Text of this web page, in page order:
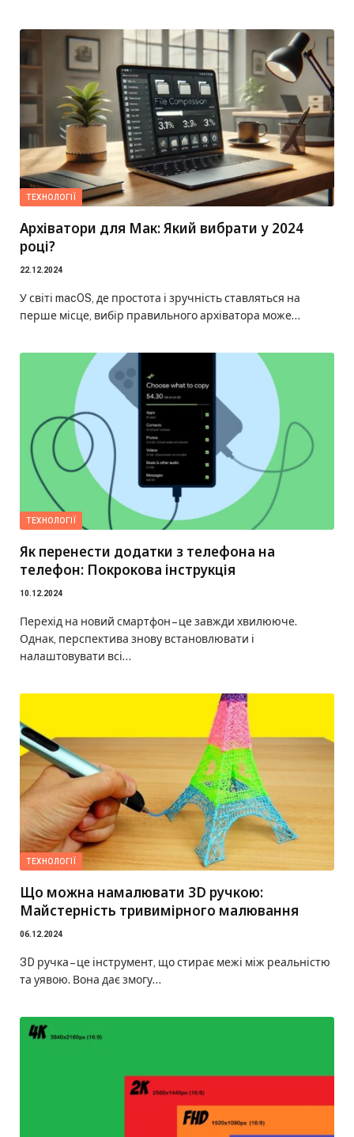
ТЕХНОЛОГІЇ
Архіватори для Мак: Який вибрати у 2024
році?
22.12.2024
У світі macOS, де простота і зручність ставляться на
перше місце, вибір правильного архіватора може…
ТЕХНОЛОГІЇ
Як перенести додатки з телефона на
телефон: Покрокова інструкція
10.12.2024
Перехід на новий смартфон – це завжди хвилююче.
Однак, перспектива знову встановлювати і
налаштовувати всі…
ТЕХНОЛОГІЇ
Що можна намалювати 3D ручкою:
Майстерність тривимірного малювання
06.12.2024
3D ручка – це інструмент, що стирає межі між реальністю
та уявою. Вона дає змогу…